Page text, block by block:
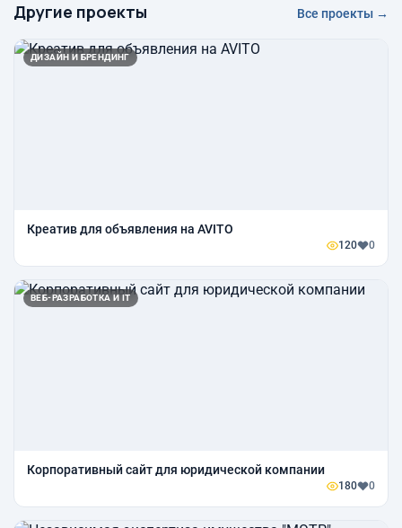
Другие проекты Все проекты →
ДИЗАЙН И БРЕНДИНГ
Креатив для объявления на AVITO
120 0
ВЕБ-РАЗРАБОТКА И IT
Корпоративный сайт для юридической компании
180 0